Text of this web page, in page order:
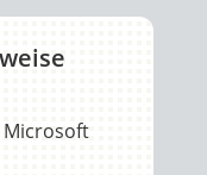
Microsoft